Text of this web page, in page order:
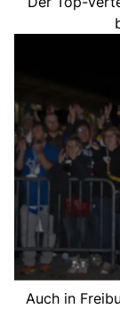
Auch in